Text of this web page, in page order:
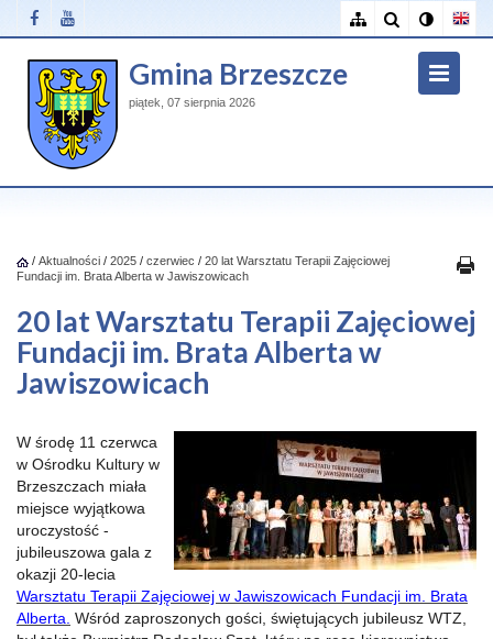
Gmina Brzeszcze
piątek, 07 sierpnia 2026
/ Aktualności / 2025 / czerwiec / 20 lat Warsztatu Terapii Zajęciowej
Fundacji im. Brata Alberta w Jawiszowicach
20 lat Warsztatu Terapii Zajęciowej
Fundacji im. Brata Alberta w
Jawiszowicach
W środę 11 czerwca
w Ośrodku Kultury w
Brzeszczach miała
miejsce wyjątkowa
uroczystość -
jubileuszowa gala z
okazji 20-lecia
Warsztatu Terapii Zajęciowej w Jawiszowicach Fundacji im. Brata
Alberta. Wśród zaproszonych gości, świętujących jubileusz WTZ,